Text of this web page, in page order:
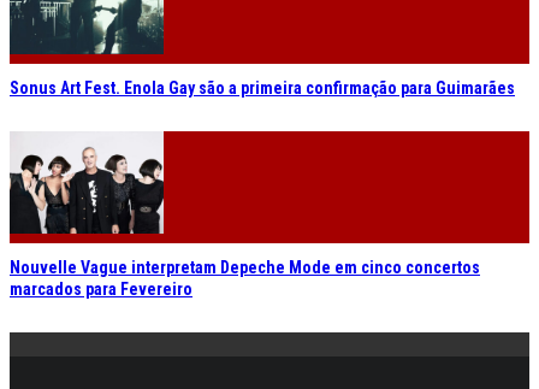
Sonus Art Fest. Enola Gay são a primeira confirmação para Guimarães
Nouvelle Vague interpretam Depeche Mode em cinco concertos
marcados para Fevereiro